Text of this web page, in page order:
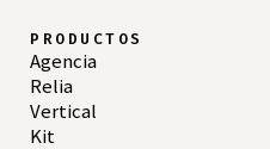
PRODUCTOS
Agencia
Relia
Vertical
Kit